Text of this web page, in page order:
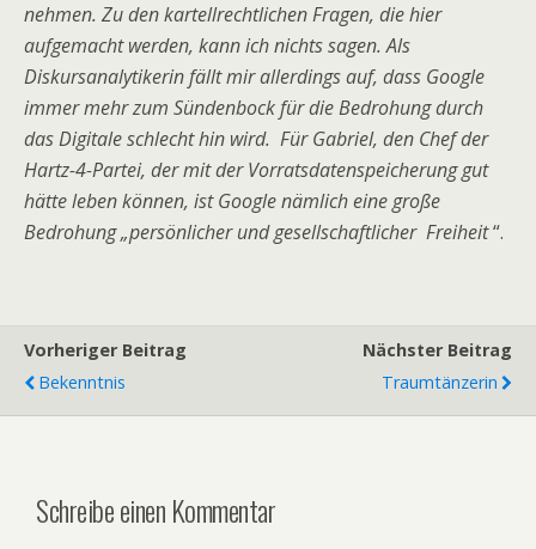
nehmen. Zu den kartellrechtlichen Fragen, die hier
aufgemacht werden, kann ich nichts sagen. Als
Diskursanalytikerin fällt mir allerdings auf, dass Google
immer mehr zum Sündenbock für die Bedrohung durch
das Digitale schlecht hin wird. Für Gabriel, den Chef der
Hartz-4-Partei, der mit der Vorratsdatenspeicherung gut
hätte leben können, ist Google nämlich eine große
Bedrohung „persönlicher und gesellschaftlicher Freiheit“.
Vorheriger Beitrag
Bekenntnis
Nächster Beitrag
Traumtänzerin
Schreibe einen Kommentar